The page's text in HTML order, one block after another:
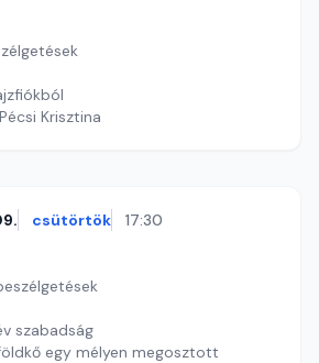
Krisztina
csütörtök 17:30
szabadság
egy mélyen megosztott